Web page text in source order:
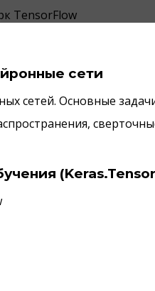
TensorFlow
сети
сетей. Основные